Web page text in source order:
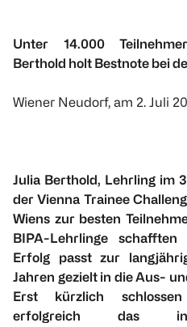
Unter 14.000
Berthold holt Bestnote bei
Wiener Neudorf, am 2. Juli
Julia Berthold, Lehrling im
der Vienna Trainee
Wiens zur besten
BIPA-Lehrlinge
Erfolg passt zur
Jahren gezielt in die Aus-
Erst kürzlich
erfolgreich das